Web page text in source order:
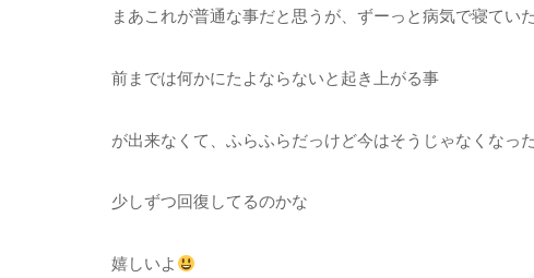
まあこれが普通な事だと思うが、ずーっと病気で寝てい
前までは何かにたよならないと起き上がる事
が出来なくて、ふらふらだっけど今はそうじゃなくなっ
少しずつ回復してるのかな
嬉しいよ